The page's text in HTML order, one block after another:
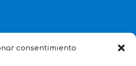
consentimiento